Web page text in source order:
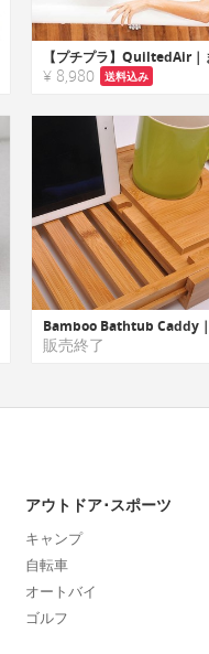
¥ 8,980 送料込み
販売終了
アウトドア･スポーツ
キャンプ
自転車
オートバイ
ゴルフ